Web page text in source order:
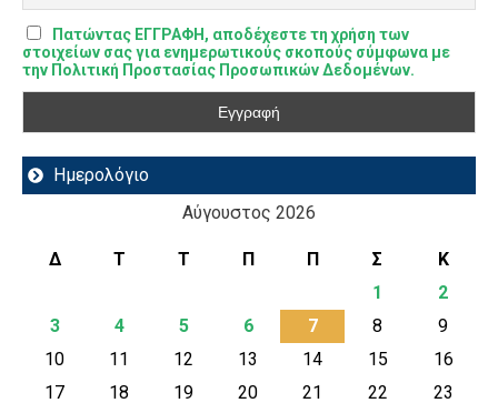
Πατώντας ΕΓΓΡΑΦΗ, αποδέχεστε τη χρήση των
στοιχείων σας για ενημερωτικούς σκοπούς σύμφωνα με
την Πολιτική Προστασίας Προσωπικών Δεδομένων.
Ημερολόγιο
Αύγουστος 2026
Δ Τ Τ Π Π Σ
Κ
1
2
3
4 5 6 7 8
9
10
11 12 13 14 15
16
17
18 19 20 21 22
23